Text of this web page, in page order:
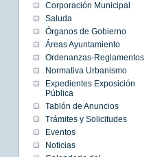
Corporación Municipal
Saluda
Órganos de Gobierno
Áreas Ayuntamiento
Ordenanzas-Reglamentos
Normativa Urbanismo
Expedientes Exposición
Pública
Tablón de Anuncios
Trámites y Solicitudes
Eventos
Noticias